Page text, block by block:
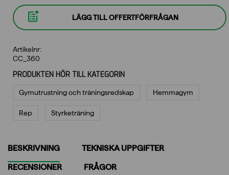
LÄGG TILL OFFERTFÖRFRÅGAN
Artikelnr:
CC_360
PRODUKTEN HÖR TILL KATEGORIN
Gymutrustning och träningsredskap Hemmagym
Rep Styrketräning
BESKRIVNING
TEKNISKA UPPGIFTER
RECENSIONER
FRÅGOR